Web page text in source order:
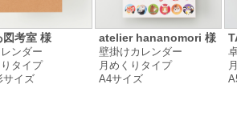
図考室 様
ンダー
タイプ
サイズ
atelier hananomori 様
壁掛けカレンダー
月めくりタイプ
A4サイズ